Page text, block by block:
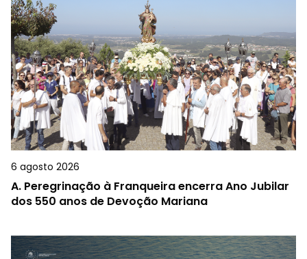
6 agosto 2026
A. Peregrinação à Franqueira encerra Ano Jubilar
dos 550 anos de Devoção Mariana